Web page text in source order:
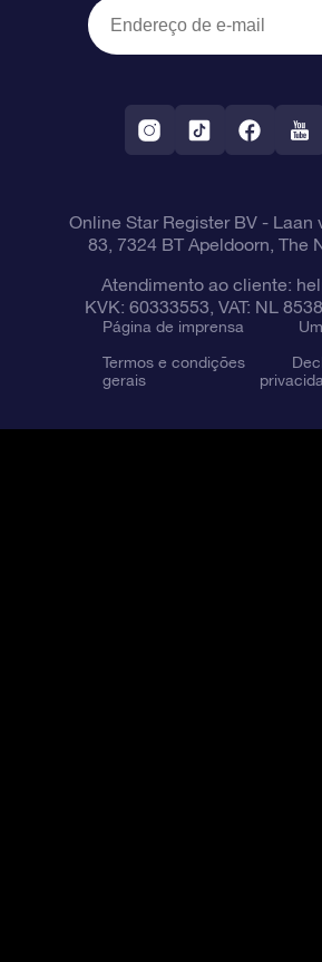
OSR Starsaver
Aplicativo RV Fly me to the stars
Política de devolução
Constelações
Online Star Register BV- Laan
83, 7324 BT Apeldoorn, The
Atendimento ao cliente:
KVK: 60333553, VAT: NL
Página de imprensa
Termos e condições
gerais